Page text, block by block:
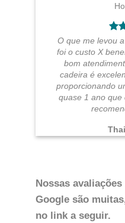
O que me levou
foi o custo X
bom
cadeira é
proporcionando
quase 1 ano que
Nossas
Google são
no link a seguir.